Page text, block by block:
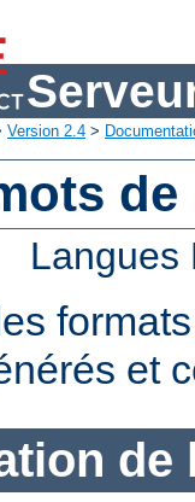
Version 2.4 >
de
et
de